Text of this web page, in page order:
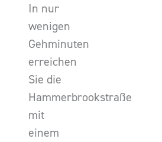
In nur
wenigen
Gehminuten
erreichen
Sie die
Hammerbrookstraße
mit
einem